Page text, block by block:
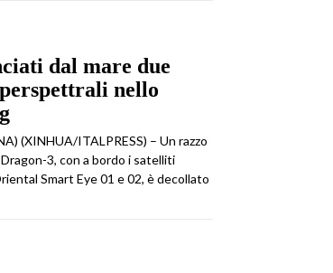
dal mare due
nello
(XINHUA/ITALPRESS) – Un razzo
3, con a bordo i satelliti
Smart Eye 01 e 02, è decollato